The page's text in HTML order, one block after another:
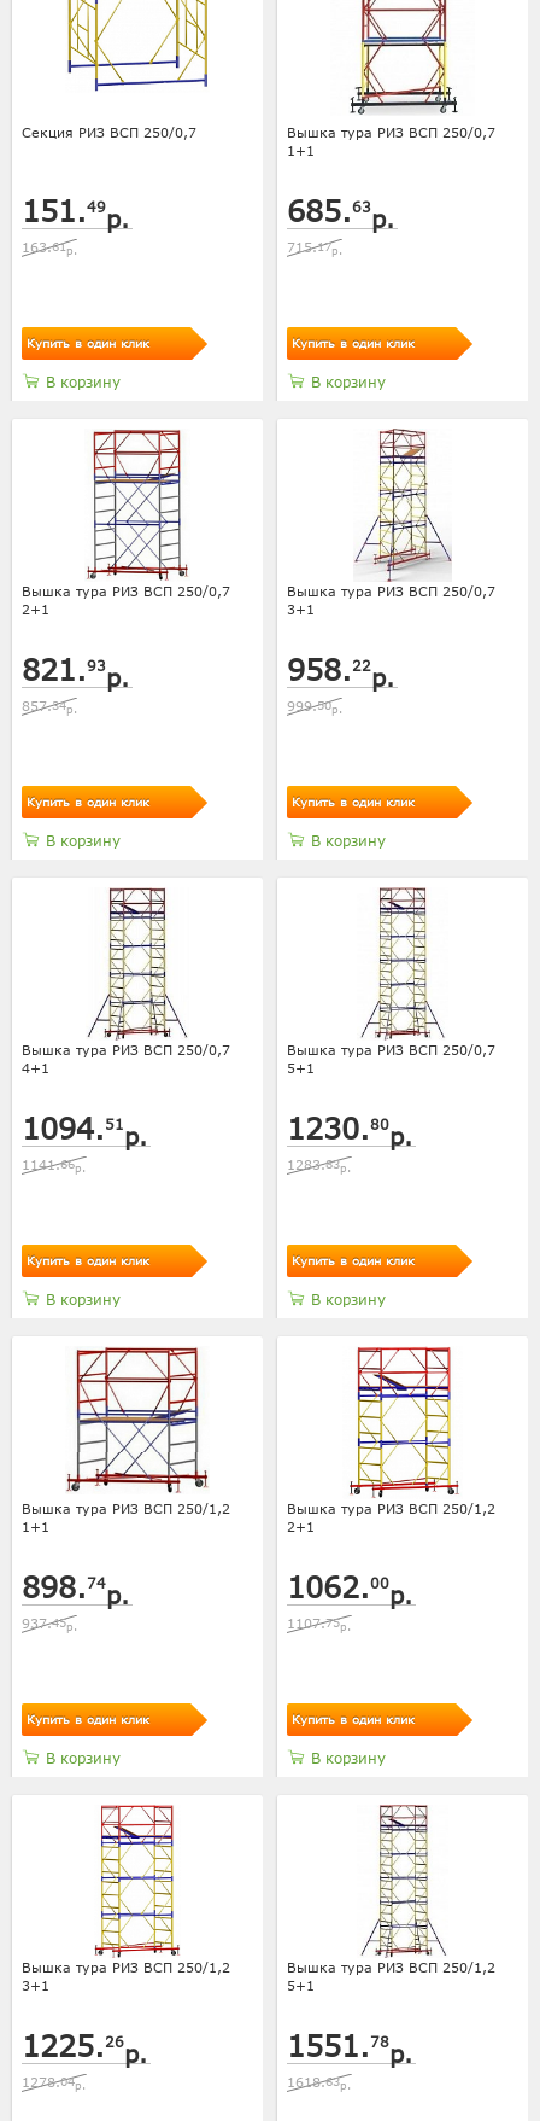
Секция РИЗ ВСП 250/0,7
151.49р.
163.61р.
Купить в один клик
В корзину
Вышка тура РИЗ ВСП 250/0,7
1+1
685.63р.
715.17р.
Купить в один клик
В корзину
Вышка тура РИЗ ВСП 250/0,7
2+1
821.93р.
857.34р.
Купить в один клик
В корзину
Вышка тура РИЗ ВСП 250/0,7
3+1
958. 22р.
999.50р.
Купить в один клик
В корзину
Вышка тура РИЗ ВСП 250/0,7
4+1
1094. 51р.
1141.66р.
Купить в один клик
В корзину
Вышка тура РИЗ ВСП 250/0,7
5+1
1230.80р.
1283.83р.
Купить в один клик
В корзину
Вышка тура РИЗ ВСП 250/1,2
1+1
898. 74р.
937.45р.
Купить в один клик
В корзину
Вышка тура РИЗ ВСП 250/1,2
2+1
1062.00р.
1107.75р.
Купить в один клик
В корзину
Вышка тура РИЗ ВСП 250/1,2
3+1
1225. 26р.
1278.04р.
Вышка тура РИЗ ВСП 250/1,2
5+1
1551. 78р.
1618.63р.